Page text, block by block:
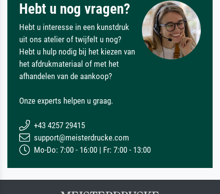
Hebt u nog vragen?
Hebt u interesse in een kunstdruk
uit ons atelier of twijfelt u nog?
Hebt u hulp nodig bij het kiezen van
het afdrukmateriaal of met het
afhandelen van de aankoop?
Onze experts helpen u graag.
+43 4257 29415
support@meisterdrucke.com
Mo-Do: 7:00 - 16:00 | Fr: 7:00 - 13:00